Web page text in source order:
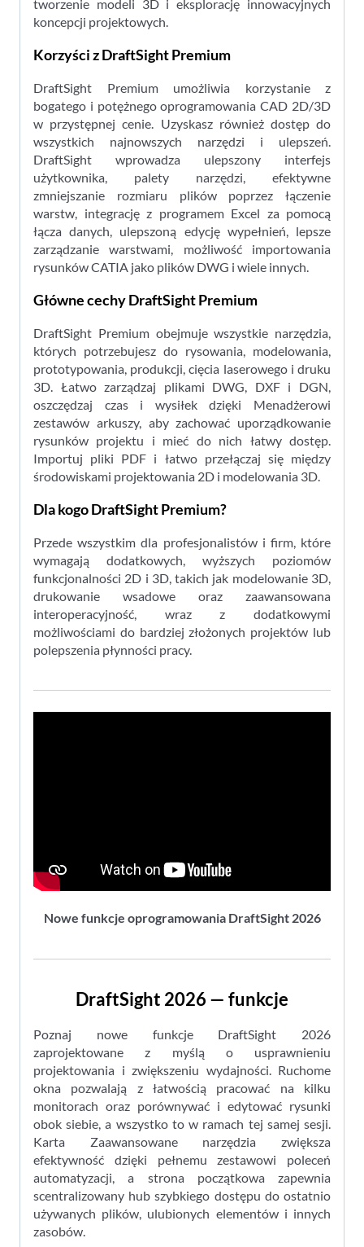
tworzenie modeli 3D i eksplorację innowacyjnych
koncepcji projektowych.
Korzyści z DraftSight Premium
DraftSight Premium umożliwia korzystanie z
bogatego i potężnego oprogramowania CAD 2D/3D
w przystępnej cenie. Uzyskasz również dostęp do
wszystkich najnowszych narzędzi i ulepszeń.
DraftSight wprowadza ulepszony interfejs
użytkownika, palety narzędzi, efektywne
zmniejszanie rozmiaru plików poprzez łączenie
warstw, integrację z programem Excel za pomocą
łącza danych, ulepszoną edycję wypełnień, lepsze
zarządzanie warstwami, możliwość importowania
rysunków CATIA jako plików DWG i wiele innych.
Główne cechy DraftSight Premium
DraftSight Premium obejmuje wszystkie narzędzia,
których potrzebujesz do rysowania, modelowania,
prototypowania, produkcji, cięcia laserowego i druku
3D. Łatwo zarządzaj plikami DWG, DXF i DGN,
oszczędzaj czas i wysiłek dzięki Menadżerowi
zestawów arkuszy, aby zachować uporządkowanie
rysunków projektu i mieć do nich łatwy dostęp.
Importuj pliki PDF i łatwo przełączaj się między
środowiskami projektowania 2D i modelowania 3D.
Dla kogo DraftSight Premium?
Przede wszystkim dla profesjonalistów i firm, które
wymagają dodatkowych, wyższych poziomów
funkcjonalności 2D i 3D, takich jak modelowanie 3D,
drukowanie wsadowe oraz zaawansowana
interoperacyjność, wraz z dodatkowymi
możliwościami do bardziej złożonych projektów lub
polepszenia płynności pracy.
Nowe funkcje oprogramowania DraftSight 2026
DraftSight 2026 — funkcje
Poznaj nowe funkcje DraftSight 2026
zaprojektowane z myślą o usprawnieniu
projektowania i zwiększeniu wydajności. Ruchome
okna pozwalają z łatwością pracować na kilku
monitorach oraz porównywać i edytować rysunki
obok siebie, a wszystko to w ramach tej samej sesji.
Karta Zaawansowane narzędzia zwiększa
efektywność dzięki pełnemu zestawowi poleceń
automatyzacji, a strona początkowa zapewnia
scentralizowany hub szybkiego dostępu do ostatnio
używanych plików, ulubionych elementów i innych
zasobów.